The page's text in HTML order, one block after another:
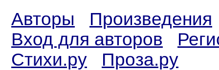
Авторы
Произведения
Вход для авторов
Стихи.ру
Проза.ру